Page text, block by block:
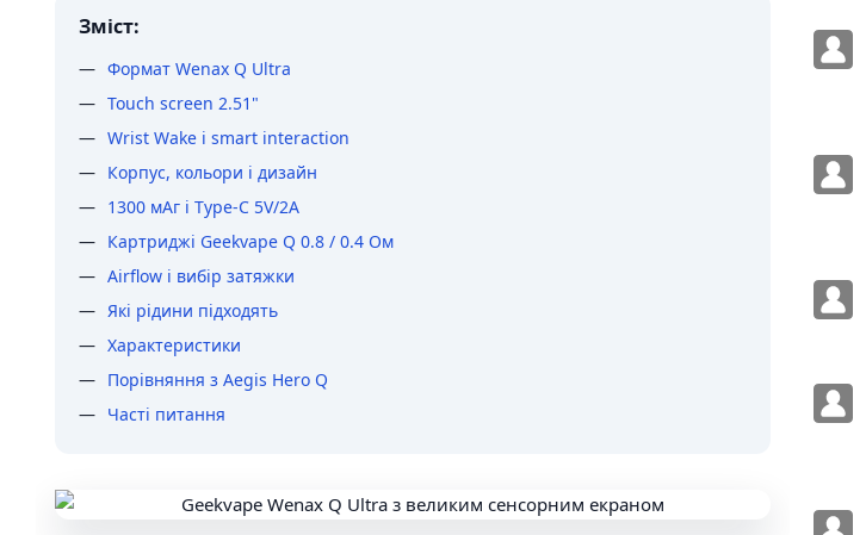
Зміст:
Формат Wenax Q Ultra
Touch screen 2.51"
Wrist Wake і smart interaction
Корпус, кольори і дизайн
1300 мАг і Type-C 5V/2A
Картриджі Geekvape Q 0.8 / 0.4 Ом
Airflow і вибір затяжки
Які рідини підходять
Характеристики
Порівняння з Aegis Hero Q
Часті питання